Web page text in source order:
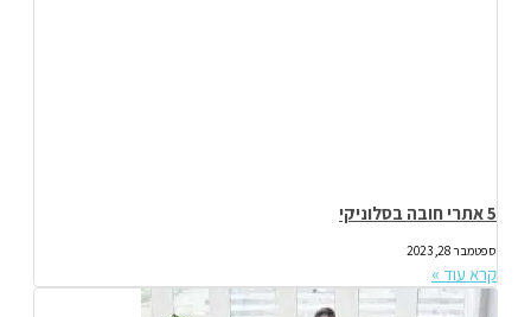
5 אתרי חובה בסלוניקי
ספטמבר 28, 2023
קרא עוד »